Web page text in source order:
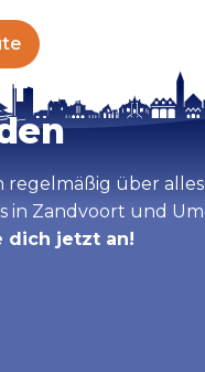
dem
regelmäßig über
in Zandvoort und
dich jetzt an!